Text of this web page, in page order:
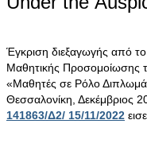
Έγκριση διεξαγωγής από
Μαθητικής Προσομοίωσης
«Μαθητές σε Ρόλο
Θεσσαλονίκη, Δεκέμβριος
141863/Δ2/ 15/11/2022